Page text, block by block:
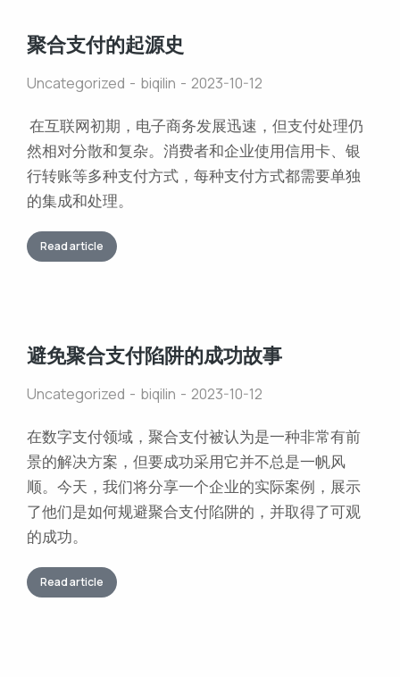
聚合支付的起源史
Uncategorized biqilin 2023-10-12
在互联网初期，电子商务发展迅速，但支付处理仍
然相对分散和复杂。消费者和企业使用信用卡、银
行转账等多种支付方式，每种支付方式都需要单独
的集成和处理。
Read article
避免聚合支付陷阱的成功故事
Uncategorized biqilin 2023-10-12
在数字支付领域，聚合支付被认为是一种非常有前
景的解决方案，但要成功采用它并不总是一帆风
顺。今天，我们将分享一个企业的实际案例，展示
了他们是如何规避聚合支付陷阱的，并取得了可观
的成功。
Read article